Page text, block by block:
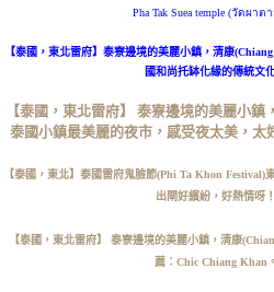
Pha Tak Suea temple (วัดผาต
【泰國，東北雷府】泰寮邊境的美麗小鎮，清康
國和尚托缽化緣的傳統文
【泰國，東北雷府】 泰寮邊境的美麗小鎮
泰國小鎮最美麗的夜市，感受夜太美，太
【泰國，東北】泰國雷府鬼臉節(Phi Ta Khon Festival)
出閘好繽紛，好熱情呀！
【泰國，東北雷府】 泰寮邊境的美麗小鎮，清康
薦：Chic Chiang Khan。